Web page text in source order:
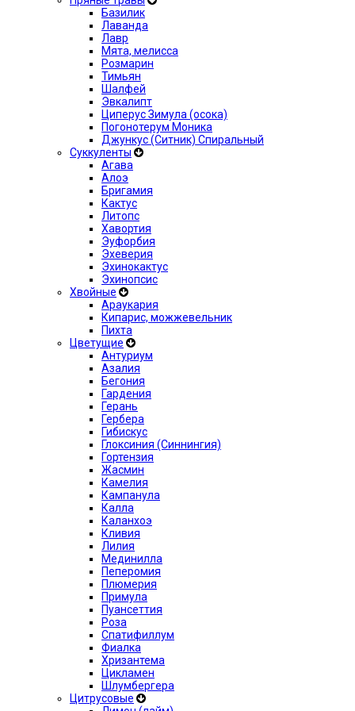
Базилик
Лаванда
Лавр
Мята, мелисса
Розмарин
Тимьян
Шалфей
Эвкалипт
Циперус Зимула (осока)
Погонотерум Моника
Джункус (Ситник) Спиральный
Суккуленты
Агава
Алоэ
Бригамия
Кактус
Литопс
Хавортия
Эуфорбия
Эхеверия
Эхинокактус
Эхинопсис
Хвойные
Араукария
Кипарис, можжевельник
Пихта
Цветущие
Антуриум
Азалия
Бегония
Гардения
Герань
Гербера
Гибискус
Глоксиния (Синнингия)
Гортензия
Жасмин
Камелия
Кампанула
Калла
Каланхоэ
Кливия
Лилия
Мединилла
Пеперомия
Плюмерия
Примула
Пуансеттия
Роза
Спатифиллум
Фиалка
Хризантема
Цикламен
Шлумбергера
Цитрусовые